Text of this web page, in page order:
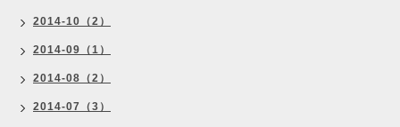
2014-10（2）
2014-09（1）
2014-08（2）
2014-07（3）